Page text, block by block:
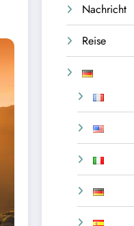
Nachricht
Reise